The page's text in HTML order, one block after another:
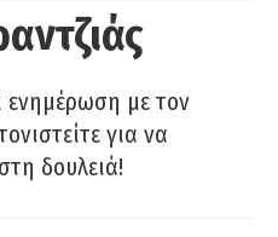
ενημέρωση με τον
για να
δουλειά!